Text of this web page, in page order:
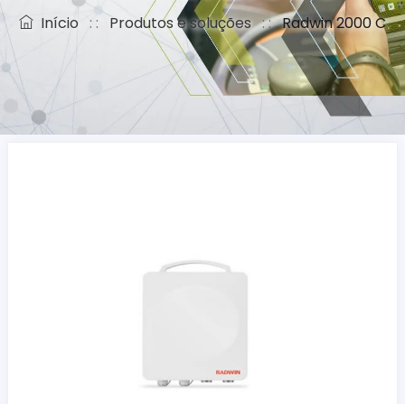
Início : : Produtos e soluções: :Radwin 2000 C